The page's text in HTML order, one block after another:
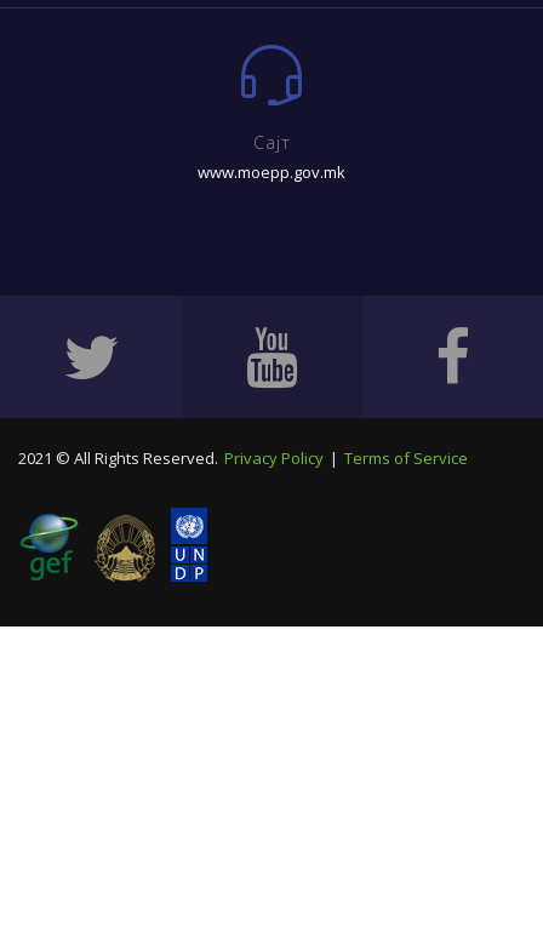
Сајт
www.moepp.gov.mk
2021 © All Rights Reserved. Privacy Policy | Terms of Service